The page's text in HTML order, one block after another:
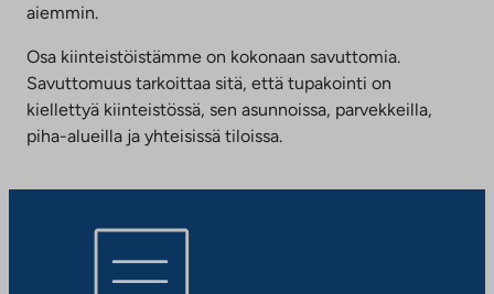
aiemmin.
Osa kiinteistöistämme on kokonaan savuttomia.
Savuttomuus tarkoittaa sitä, että tupakointi on
kiellettyä kiinteistössä, sen asunnoissa, parvekkeilla,
piha-alueilla ja yhteisissä tiloissa.